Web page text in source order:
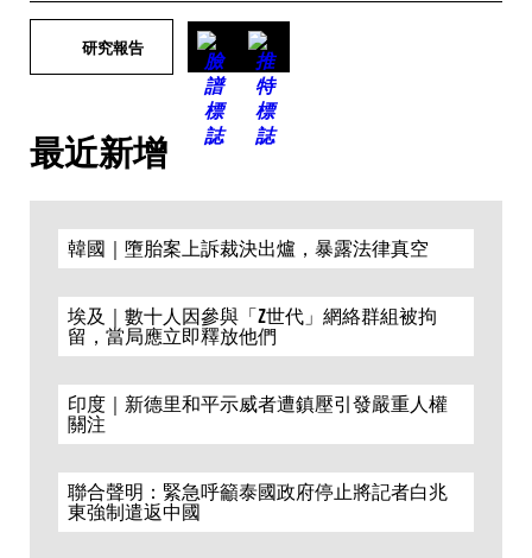
研究報告
最近新增
韓國｜墮胎案上訴裁決出爐，暴露法律真空
埃及｜數十人因參與「Z世代」網絡群組被拘
留，當局應立即釋放他們
印度｜新德里和平示威者遭鎮壓引發嚴重人權
關注
聯合聲明：緊急呼籲泰國政府停止將記者白兆
東強制遣返中國